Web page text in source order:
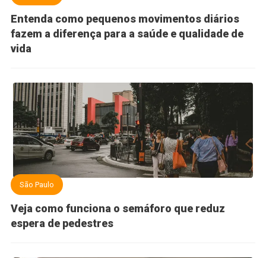
Entenda como pequenos movimentos diários
fazem a diferença para a saúde e qualidade de
vida
São Paulo
Veja como funciona o semáforo que reduz
espera de pedestres